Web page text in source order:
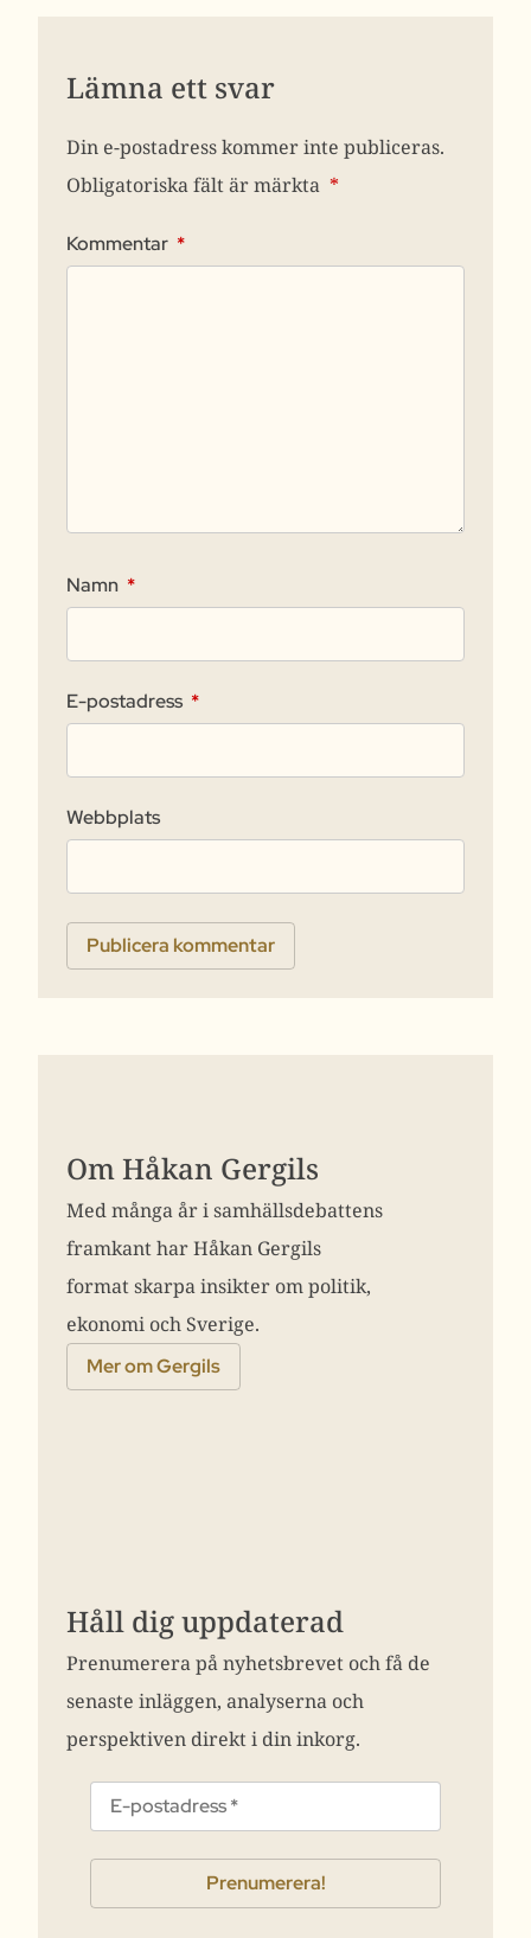
Lämna ett svar
Din e-postadress kommer inte publiceras.
Obligatoriska fält är märkta *
Kommentar *
Namn *
E-postadress *
Webbplats
Om Håkan Gergils
Med många år i samhällsdebattens
framkant har Håkan Gergils
format skarpa insikter om politik,
ekonomi och Sverige.
Mer om Gergils
Håll dig uppdaterad
Prenumerera på nyhetsbrevet och få de
senaste inläggen, analyserna och
perspektiven direkt i din inkorg.